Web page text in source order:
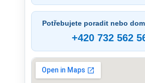
Potřebujete poradit nebo
+420 732 562